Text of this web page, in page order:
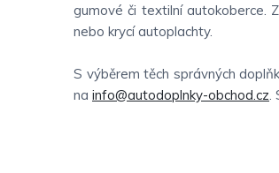
gumové či textilní autokoberce.
nebo krycí autoplachty.
S výběrem těch správných
na info@autodoplnky-obchod.cz.